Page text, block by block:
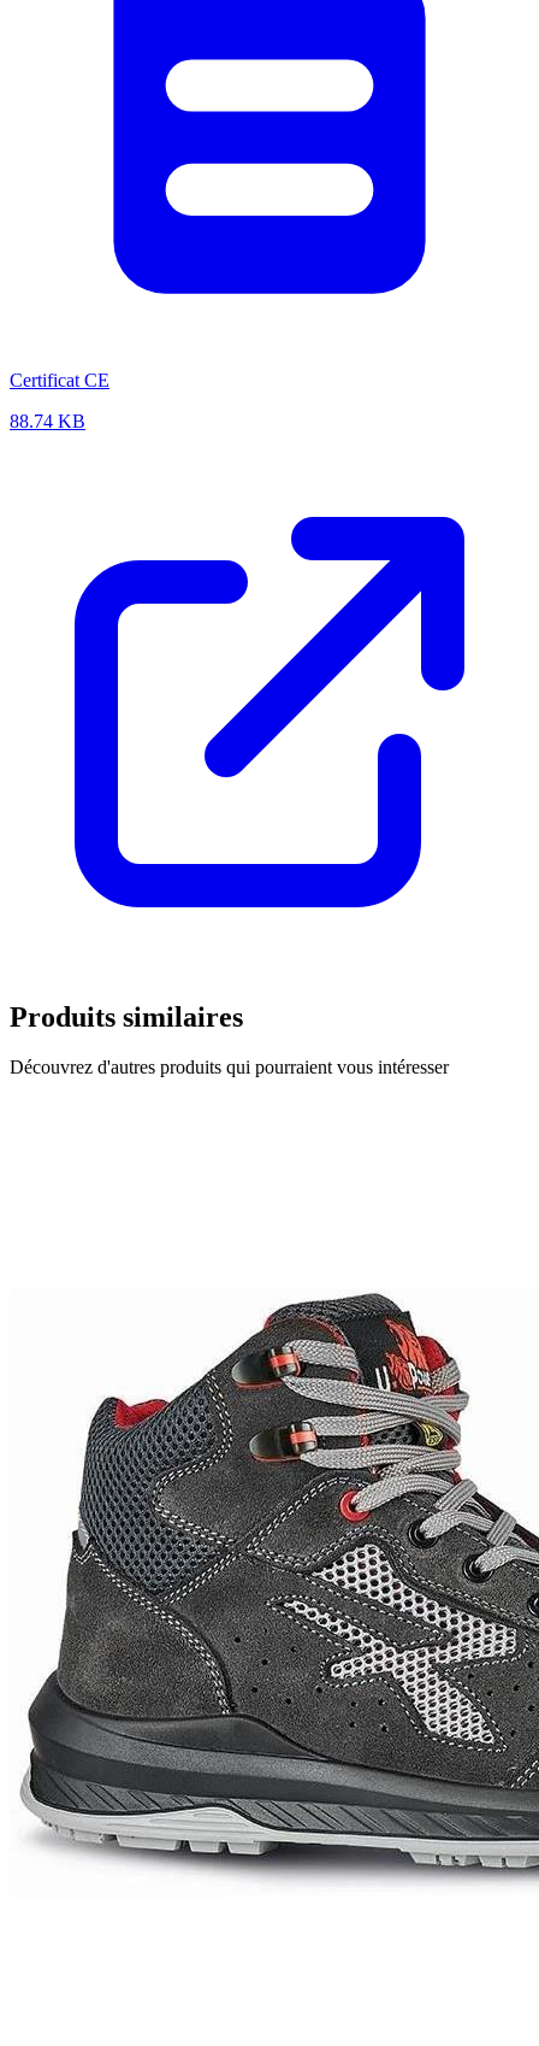
Certificat CE
88.74 KB
Produits similaires
Découvrez d'autres produits qui pourraient vous intéresser